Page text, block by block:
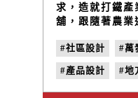
求，造就打鐵
舖，跟隨著農業
見證傳統打鐵
的堅毅，傳統打
界合作，由蘇萬
樂文創重新設計
#社區設計 #萬
#產品設計 #地